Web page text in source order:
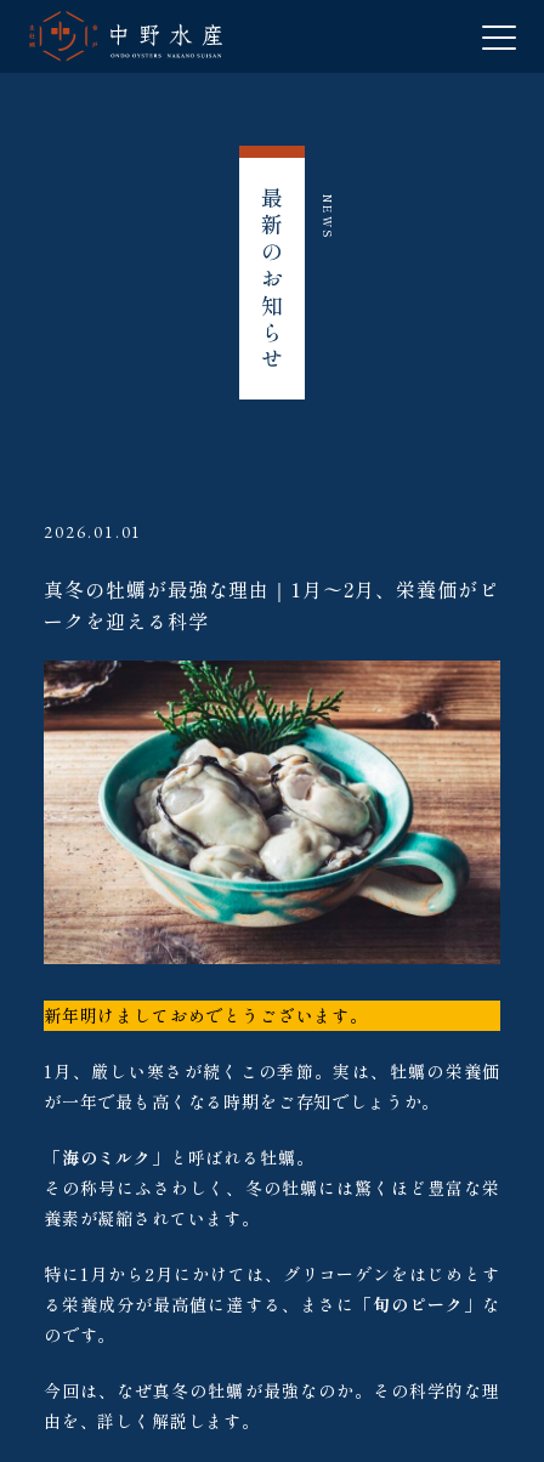
NEWS
最新のお知らせ
2026.01.01
真冬の牡蠣が最強な理由｜1月〜2月、栄養価がピ
ークを迎える科学
新年明けましておめでとうございます。
1月、厳しい寒さが続くこの季節。実は、牡蠣の栄養価
が一年で最も高くなる時期をご存知でしょうか。
「海のミルク 」と呼ばれる牡蠣。
その称号にふさわしく、冬の牡蠣には驚くほど豊富な栄
養素が凝縮されています。
特に1月から2月にかけては、グリコーゲンをはじめとす
る栄養成分が最高値に達する、まさに「旬のピーク 」な
のです。
今回は、なぜ真冬の牡蠣が最強なのか。その科学的な理
由を、詳しく解説します。